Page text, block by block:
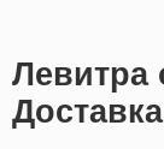
Левитра